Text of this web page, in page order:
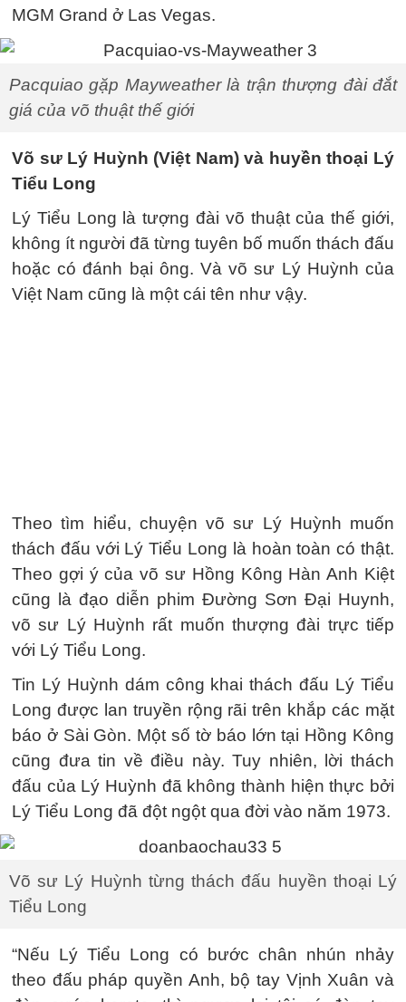
MGM Grand ở Las Vegas.
Pacquiao gặp Mayweather là trận thượng đài đắt
giá của võ thuật thế giới
Võ sư Lý Huỳnh (Việt Nam) và huyền thoại Lý
Tiểu Long
Lý Tiểu Long là tượng đài võ thuật của thế giới,
không ít người đã từng tuyên bố muốn thách đấu
hoặc có đánh bại ông. Và võ sư Lý Huỳnh của
Việt Nam cũng là một cái tên như vậy.
Theo tìm hiểu, chuyện võ sư Lý Huỳnh muốn
thách đấu với Lý Tiểu Long là hoàn toàn có thật.
Theo gợi ý của võ sư Hồng Kông Hàn Anh Kiệt
cũng là đạo diễn phim Đường Sơn Đại Huynh,
võ sư Lý Huỳnh rất muốn thượng đài trực tiếp
với Lý Tiểu Long.
Tin Lý Huỳnh dám công khai thách đấu Lý Tiểu
Long được lan truyền rộng rãi trên khắp các mặt
báo ở Sài Gòn. Một số tờ báo lớn tại Hồng Kông
cũng đưa tin về điều này. Tuy nhiên, lời thách
đấu của Lý Huỳnh đã không thành hiện thực bởi
Lý Tiểu Long đã đột ngột qua đời vào năm 1973.
Võ sư Lý Huỳnh từng thách đấu huyền thoại Lý
Tiểu Long
“Nếu Lý Tiểu Long có bước chân nhún nhảy
theo đấu pháp quyền Anh, bộ tay Vịnh Xuân và